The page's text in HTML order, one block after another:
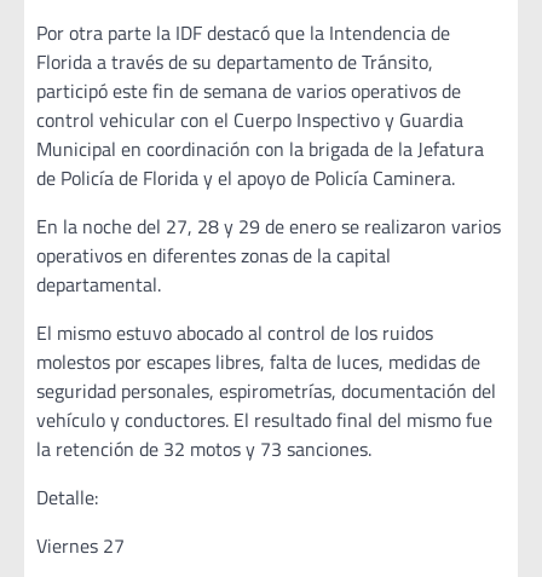
Por otra parte la IDF destacó que la Intendencia de
Florida a través de su departamento de Tránsito,
participó este fin de semana de varios operativos de
control vehicular con el Cuerpo Inspectivo y Guardia
Municipal en coordinación con la brigada de la Jefatura
de Policía de Florida y el apoyo de Policía Caminera.
En la noche del 27, 28 y 29 de enero se realizaron varios
operativos en diferentes zonas de la capital
departamental.
El mismo estuvo abocado al control de los ruidos
molestos por escapes libres, falta de luces, medidas de
seguridad personales, espirometrías, documentación del
vehículo y conductores. El resultado final del mismo fue
la retención de 32 motos y 73 sanciones.
Detalle:
Viernes 27